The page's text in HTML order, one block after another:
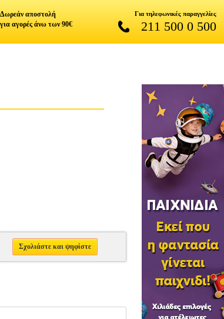
Δωρεάν αποστολή
για αγορές άνω των 90€
Για τηλεφωνικές παραγγελίες
211 500 0 500
Σχολιάστε και ψηφίστε